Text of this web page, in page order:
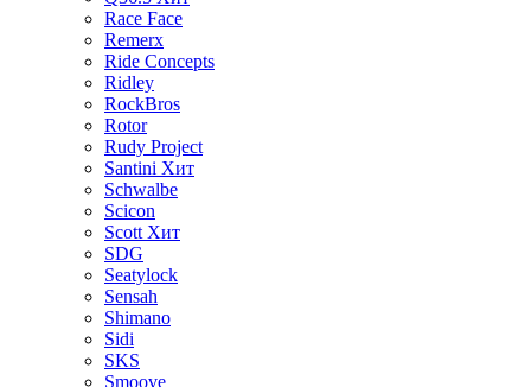
Race Face
Remerx
Ride Concepts
Ridley
RockBros
Rotor
Rudy Project
Santini Хит
Schwalbe
Scicon
Scott Хит
SDG
Seatylock
Sensah
Shimano
Sidi
SKS
Smoove